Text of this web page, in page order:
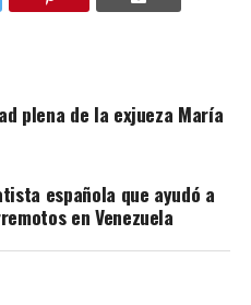
plena de la exjueza María
española que ayudó a
en Venezuela